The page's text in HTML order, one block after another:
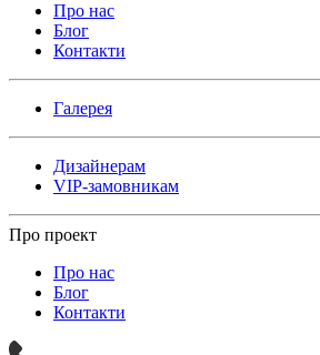
Про нас
Блог
Контакти
Галерея
Дизайнерам
VIP-замовникам
Про проект
Про нас
Блог
Контакти